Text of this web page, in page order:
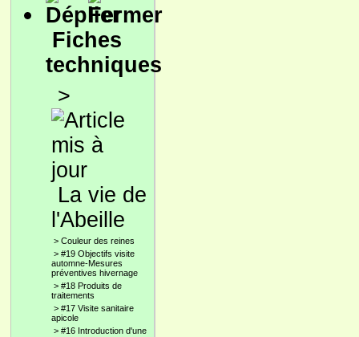
Fiches
techniques
>
La vie de
l'Abeille
> Couleur des reines
> #19 Objectifs visite
automne-Mesures
préventives hivernage
> #18 Produits de
traitements
> #17 Visite sanitaire
apicole
> #16 Introduction d'une